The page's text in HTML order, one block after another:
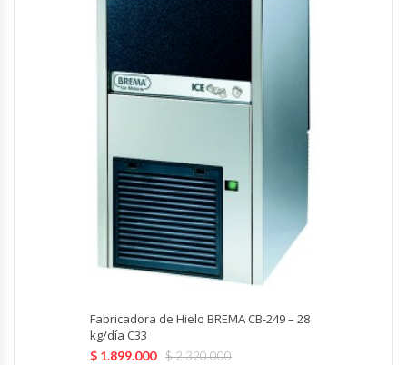
Puntos De Venta
Rallador De Pan
Rebanadoras De Pan De Molde
Refrigeradores Industriales
Repuestos Hornos Turbos
Roller Hot Dog
Fabricadora de Hielo BREMA CB-249 – 28
kg/día C33
$2.320.000
$ 1.899.000